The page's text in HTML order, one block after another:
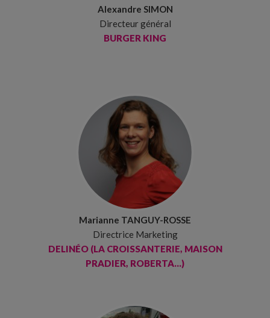
Alexandre SIMON
Directeur général
BURGER KING
Marianne TANGUY-ROSSE
Directrice Marketing
DELINÉO (LA CROISSANTERIE, MAISON
PRADIER, ROBERTA...)